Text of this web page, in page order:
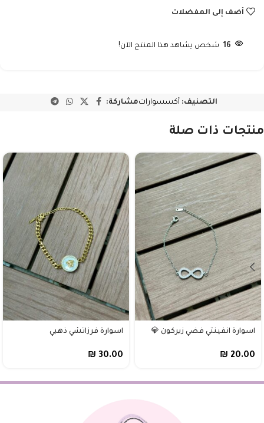
أضف إلى المفضلات
16 شخص يشاهد هذا المنتج الآن!
التصنيف: أكسسواراتمشاركة:
منتجات ذات صلة
اسوارة انفينتي فضي زيركون 💎
₪ 20.00
اسوارة فرزاتشي ذهبي
₪ 30.00